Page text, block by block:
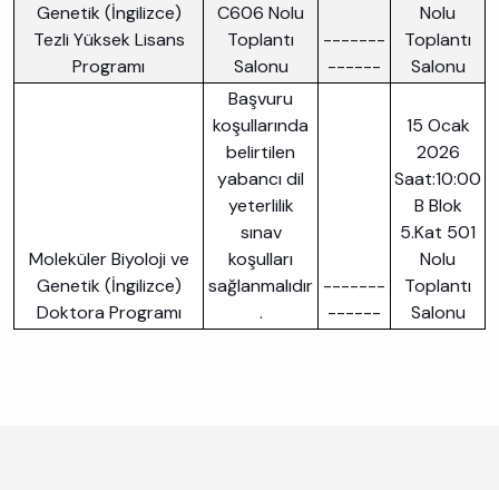
Genetik (İngilizce)
Tezli Yüksek Lisans
Programı
C606 Nolu
Toplantı
Salonu
-------
------
Nolu
Toplantı
Salonu
Moleküler Biyoloji ve
Genetik (İngilizce)
Doktora Programı
Başvuru
koşullarında
belirtilen
yabancı dil
yeterlilik
sınav
koşulları
sağlanmalıdır
.
-------
------
15 Ocak
2026
Saat:10:00
B Blok
5.Kat 501
Nolu
Toplantı
Salonu